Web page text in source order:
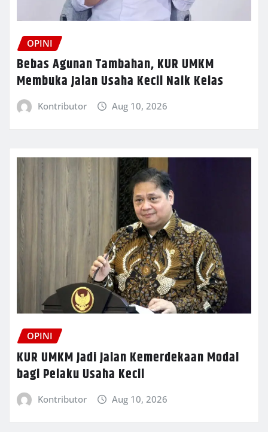
OPINI
Bebas Agunan Tambahan, KUR UMKM
Membuka Jalan Usaha Kecil Naik Kelas
Kontributor Aug 10, 2026
OPINI
KUR UMKM Jadi Jalan Kemerdekaan Modal
bagi Pelaku Usaha Kecil
Kontributor Aug 10, 2026